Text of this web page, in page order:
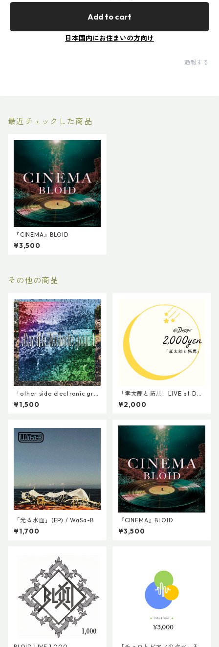
Add to cart
日本国内にお住まいの方向け
通報する
最近チェックした商品
『CINEMA』BLOID
¥3,500
その他の商品
「other side electronic gre
en 1」electronic green
¥1,500
「孝太郎と拓馬」LIVE at Dop
po 2000円
¥2,000
「光る水面」(EP) / WaSa-B
¥1,700
『CINEMA』BLOID
¥3,500